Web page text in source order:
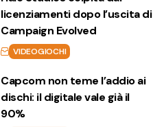
licenziamenti dopo l’uscita di
Campaign Evolved
VIDEOGIOCHI
Capcom non teme l’addio ai
dischi: il digitale vale già il
90%